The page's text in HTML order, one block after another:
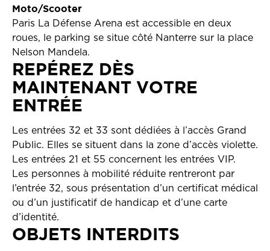
Moto/Scooter
Paris La Défense Arena est accessible en deux
roues, le parking se situe côté Nanterre sur la place
Nelson Mandela.
REPÉREZ DÈS
MAINTENANT VOTRE
ENTRÉE
Les entrées 32 et 33 sont dédiées à l’accès Grand
Public. Elles se situent dans la zone d’accès violette.
Les entrées 21 et 55 concernent les entrées VIP.
Les personnes à mobilité réduite rentreront par
l’entrée 32, sous présentation d’un certificat médical
ou d’un justificatif de handicap et d’une carte
d’identité.
OBJETS INTERDITS